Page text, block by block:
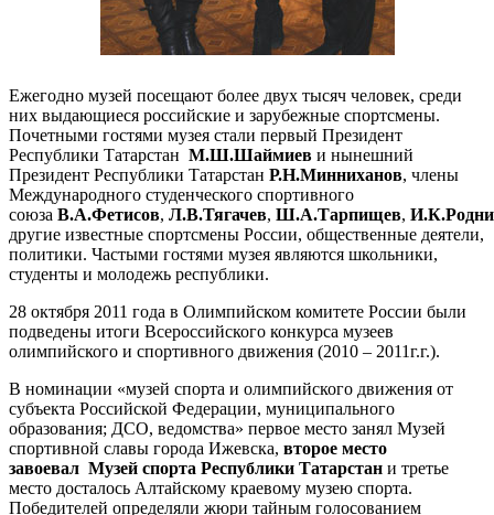
Ежегодно музей посещают более двух тысяч человек, среди
них выдающиеся российские и зарубежные спортсмены.
Почетными гостями музея стали первый Президент
Республики Татарстан М.Ш.Шаймиев и нынешний
Президент Республики Татарстан Р.Н.Минниханов, члены
Международного студенческого спортивного
союза В.А.Фетисов, Л.В.Тягачев, Ш.А.Тарпищев,
другие известные спортсмены России, общественные деятели,
политики. Частыми гостями музея являются школьники,
студенты и молодежь республики.
28 октября 2011 года в Олимпийском комитете России были
подведены итоги Всероссийского конкурса музеев
олимпийского и спортивного движения (2010 – 2011г.г.).
В номинации «музей спорта и олимпийского движения от
субъекта Российской Федерации, муниципального
образования; ДСО, ведомства» первое место занял Музей
спортивной славы города Ижевска, второе место
завоевал Музей спорта Республики Татарстан и третье
место досталось Алтайскому краевому музею спорта.
Победителей определяли жюри тайным голосованием